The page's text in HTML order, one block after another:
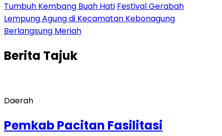
Tumbuh Kembang Buah Hati Festival Gerabah
Lempung Agung di Kecamatan Kebonagung
Berlangsung Meriah
Berita Tajuk
Daerah
Pemkab Pacitan Fasilitasi